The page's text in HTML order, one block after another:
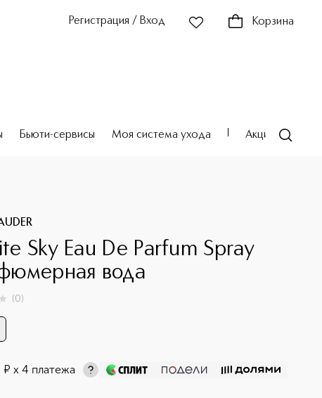
Регистрация / Вход Корзина
Бьюти-сервисы Моя система ухода Акции
Sky Eau De Parfum Spray
вода
(0)
¤ х 4 платежа